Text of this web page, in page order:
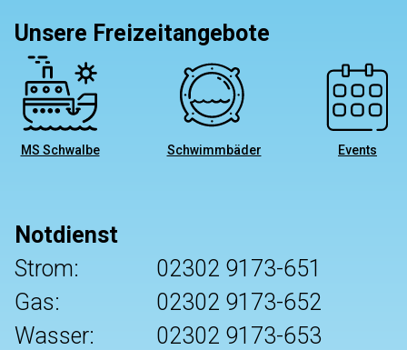
Unsere Freizeitangebote
MS Schwalbe Schwimmbäder Events
Notdienst
Strom:
02302 9173-651
Gas:
02302 9173-652
Wasser:
02302 9173-653